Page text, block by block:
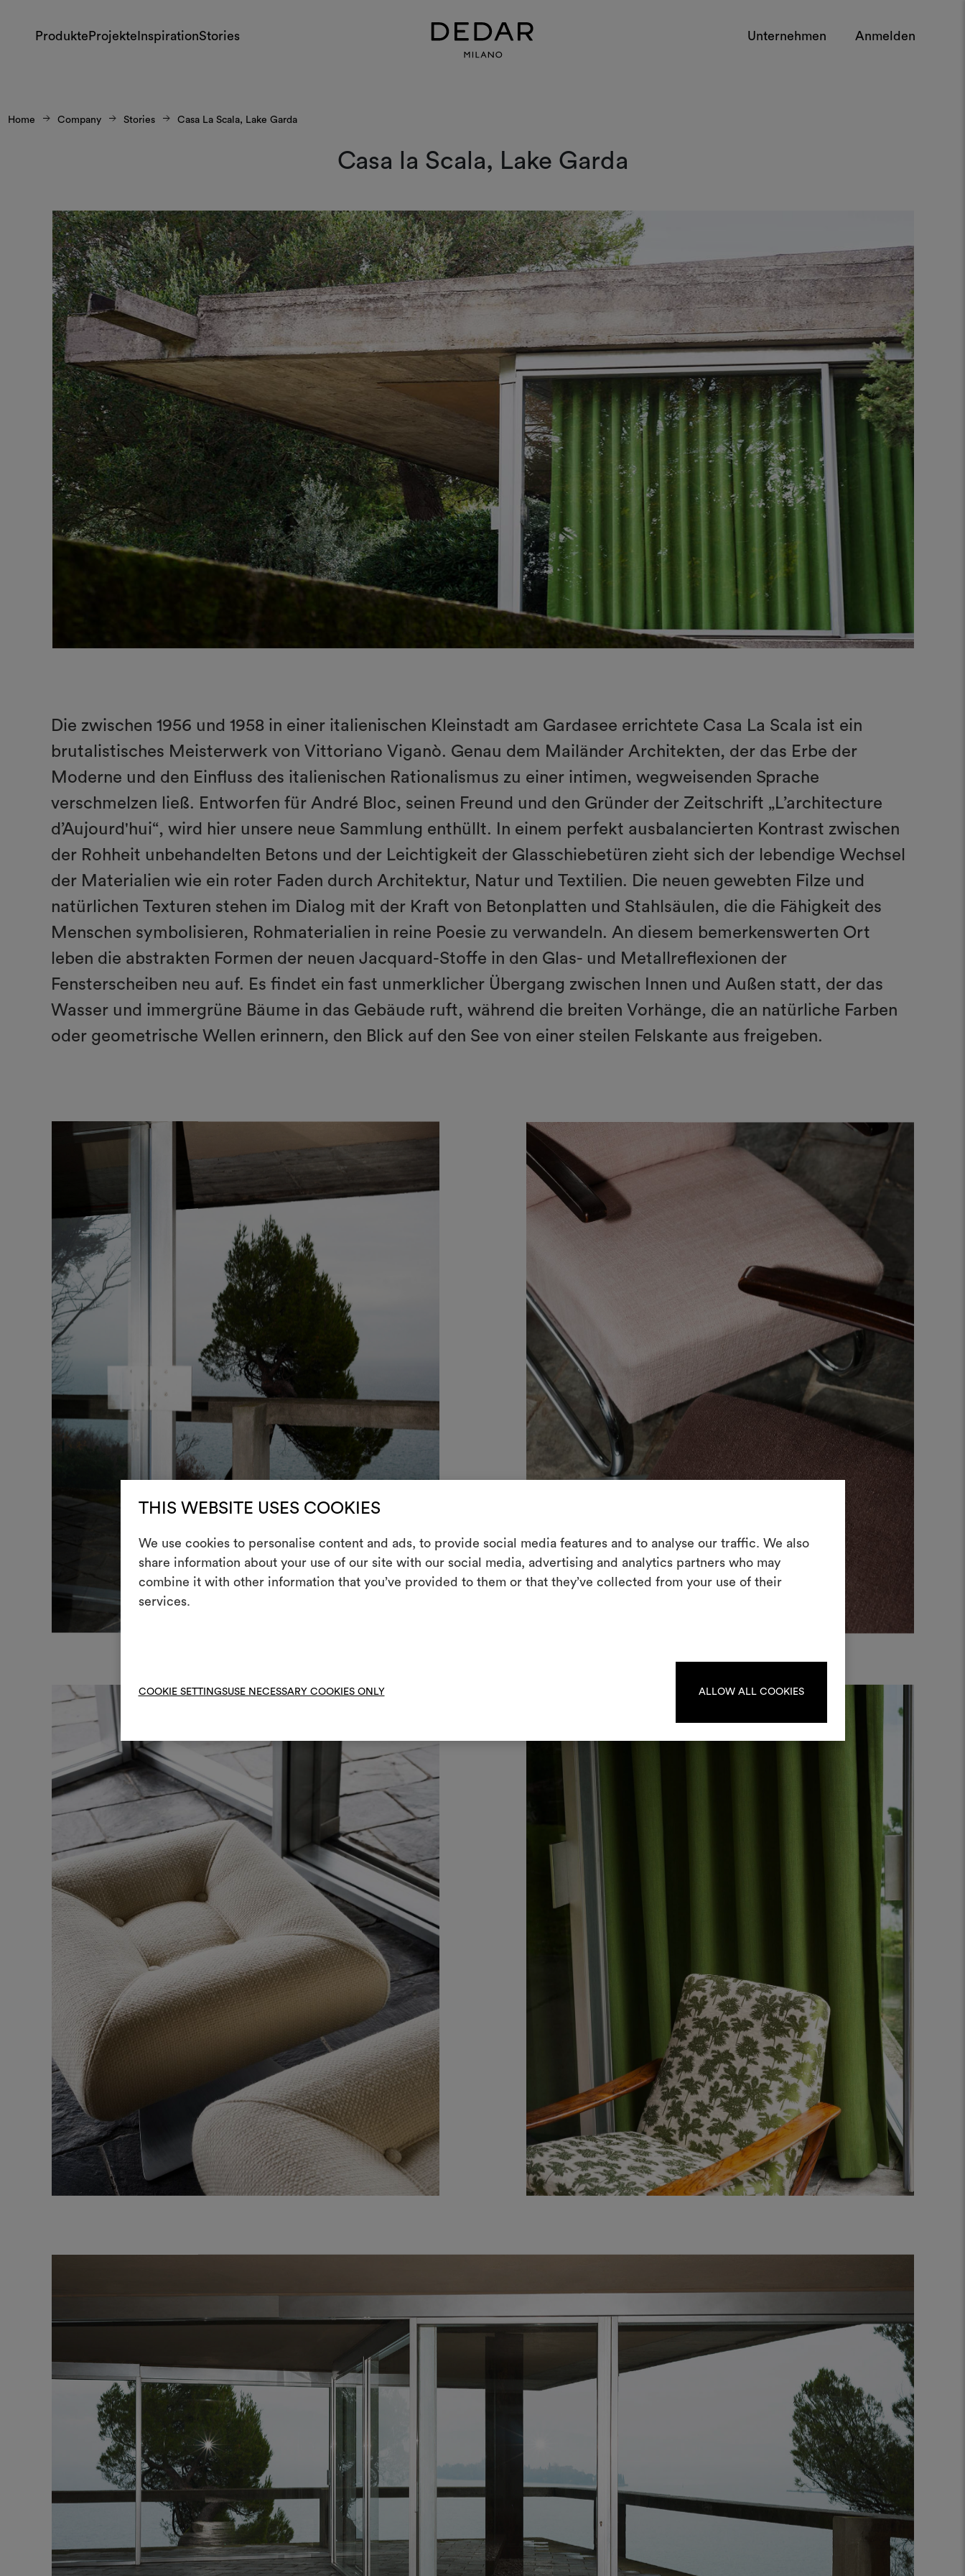
THIS WEBSITE USES COOKIES
We use cookies to personalise content and ads, to provide social media features and to analyse our traffic. We also
share information about your use of our site with our social media, advertising and analytics partners who may
combine it with other information that you’ve provided to them or that they’ve collected from your use of their
services.
COOKIE SETTINGSUSE NECESSARY COOKIES ONLY ALLOW ALL COOKIES
Produkte Projekte InspirationStories Unternehmen Anmelden
Home Company Stories Casa La Scala, Lake Garda
Casa la Scala, Lake Garda
Die zwischen 1956 und 1958 in einer italienischen Kleinstadt am Gardasee errichtete Casa La Scala ist ein
brutalistisches Meisterwerk von Vittoriano Viganò. Genau dem Mailänder Architekten, der das Erbe der
Moderne und den Einfluss des italienischen Rationalismus zu einer intimen, wegweisenden Sprache
verschmelzen ließ. Entworfen für André Bloc, seinen Freund und den Gründer der Zeitschrift „L’architecture
d’Aujourd'hui“, wird hier unsere neue Sammlung enthüllt. In einem perfekt ausbalancierten Kontrast zwischen
der Rohheit unbehandelten Betons und der Leichtigkeit der Glasschiebetüren zieht sich der lebendige Wechsel
der Materialien wie ein roter Faden durch Architektur, Natur und Textilien. Die neuen gewebten Filze und
natürlichen Texturen stehen im Dialog mit der Kraft von Betonplatten und Stahlsäulen, die die Fähigkeit des
Menschen symbolisieren, Rohmaterialien in reine Poesie zu verwandeln. An diesem bemerkenswerten Ort
leben die abstrakten Formen der neuen Jacquard-Stoffe in den Glas- und Metallreflexionen der
Fensterscheiben neu auf. Es findet ein fast unmerklicher Übergang zwischen Innen und Außen statt, der das
Wasser und immergrüne Bäume in das Gebäude ruft, während die breiten Vorhänge, die an natürliche Farben
oder geometrische Wellen erinnern, den Blick auf den See von einer steilen Felskante aus freigeben.
erstellen
Ein interaktives Tool, mit dem Sie Ihre Ideen zum
Leben erwecken und mit anderen teilen können,
Um Moodboards zu erstellen oder
oder registrieren Sie sich.